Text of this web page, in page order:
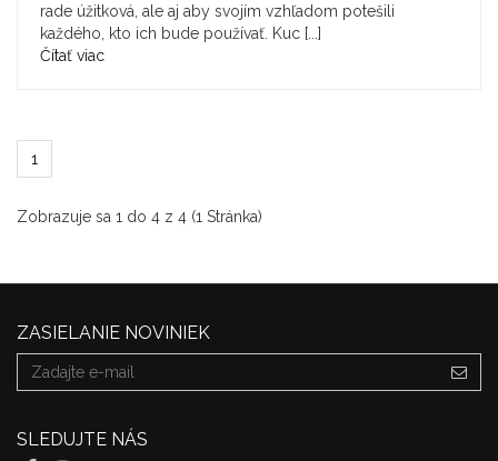
rade úžitková, ale aj aby svojím vzhľadom potešili
každého, kto ich bude používať. Kuc [...]
Čítať viac
1
Zobrazuje sa 1 do 4 z 4 (1 Stránka)
ZASIELANIE NOVINIEK
SLEDUJTE NÁS